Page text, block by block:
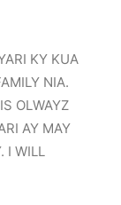
KY KUA
NIA.
OLWAYZ
AY MAY
I WILL